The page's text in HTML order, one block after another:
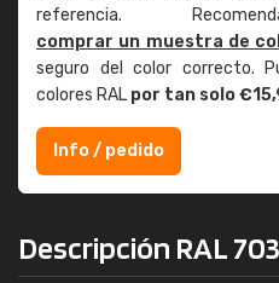
referencia.
comprar un muestra de
seguro del color correcto.
colores RAL por tan solo
Info / pedido
Descripción RAL